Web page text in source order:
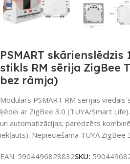
PSMART skārienslēdzis
stikls RM sērija ZigBee
bez rāmja)
Modulārs PSMART RM sērijas viedais
ķēdei ar ZigBee 3.0 (TUYA/Smart
un automatizācijas; paredzēts
iekļauts). Nepieciešama TUYA ZigBee
EAN: 5904496828832SKU: